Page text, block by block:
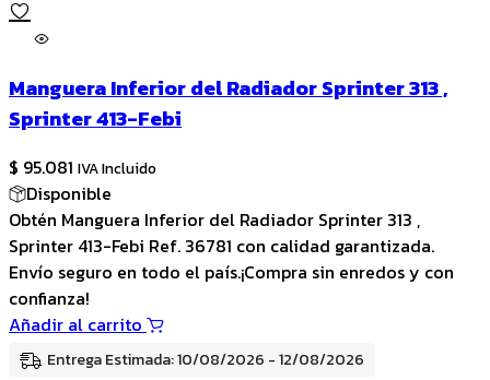
Manguera Inferior del Radiador Sprinter 313 ,
Sprinter 413-Febi
$ 95.081 IVA Incluido
Disponible
Obtén Manguera Inferior del Radiador Sprinter 313 ,
Sprinter 413-Febi Ref. 36781 con calidad garantizada.
Envío seguro en todo el país.¡Compra sin enredos y con
confianza!
Añadir al carrito
Entrega Estimada: 10/08/2026 - 12/08/2026